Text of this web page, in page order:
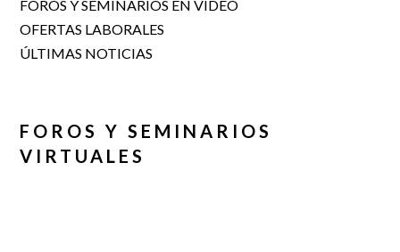
FOROS Y SEMINARIOS EN VÍDEO
OFERTAS LABORALES
ÚLTIMAS NOTICIAS
FOROS Y SEMINARIOS
VIRTUALES